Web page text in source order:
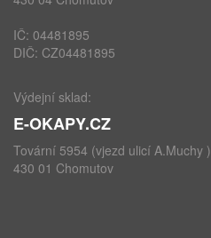
IČ: 04481895
DIČ: CZ04481895
Výdejní sklad:
E-OKAPY.CZ
Tovární 5954 (vjezd ulicí A.Muchy )
430 01 Chomutov